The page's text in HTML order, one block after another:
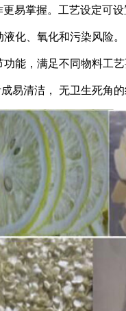
易掌握。工艺设定可设
化、氧化和污染风险。
能，满足不同物料工艺
易清洁， 无卫生死角的